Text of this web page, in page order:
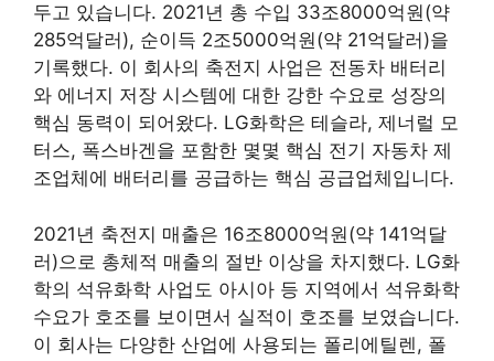
두고 있습니다. 2021년 총 수입 33조8000억원(약
285억달러), 순이득 2조5000억원(약 21억달러)을
기록했다. 이 회사의 축전지 사업은 전동차 배터리
와 에너지 저장 시스템에 대한 강한 수요로 성장의
핵심 동력이 되어왔다. LG화학은 테슬라, 제너럴 모
터스, 폭스바겐을 포함한 몇몇 핵심 전기 자동차 제
조업체에 배터리를 공급하는 핵심 공급업체입니다.
2021년 축전지 매출은 16조8000억원(약 141억달
러)으로 총체적 매출의 절반 이상을 차지했다. LG화
학의 석유화학 사업도 아시아 등 지역에서 석유화학
수요가 호조를 보이면서 실적이 호조를 보였습니다.
이 회사는 다양한 산업에 사용되는 폴리에틸렌, 폴